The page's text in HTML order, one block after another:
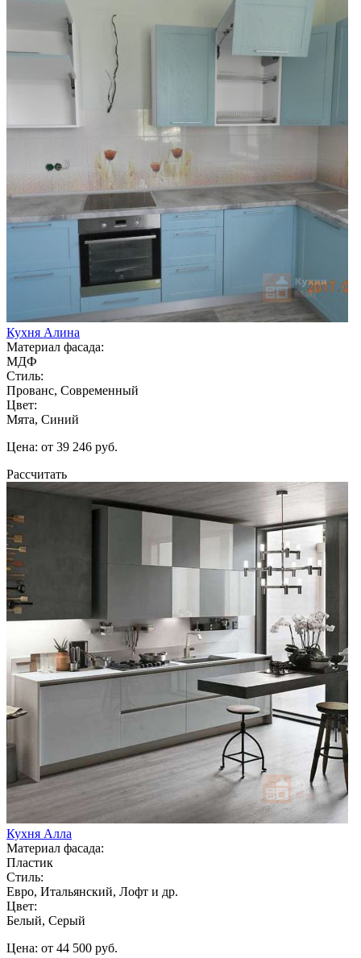
Кухня Алина
Материал фасада:
МДФ
Стиль:
Прованс, Современный
Цвет:
Мята, Синий
Цена: от 39 246 руб.
Рассчитать
Кухня Алла
Материал фасада:
Пластик
Стиль:
Евро, Итальянский, Лофт и др.
Цвет:
Белый, Серый
Цена: от 44 500 руб.